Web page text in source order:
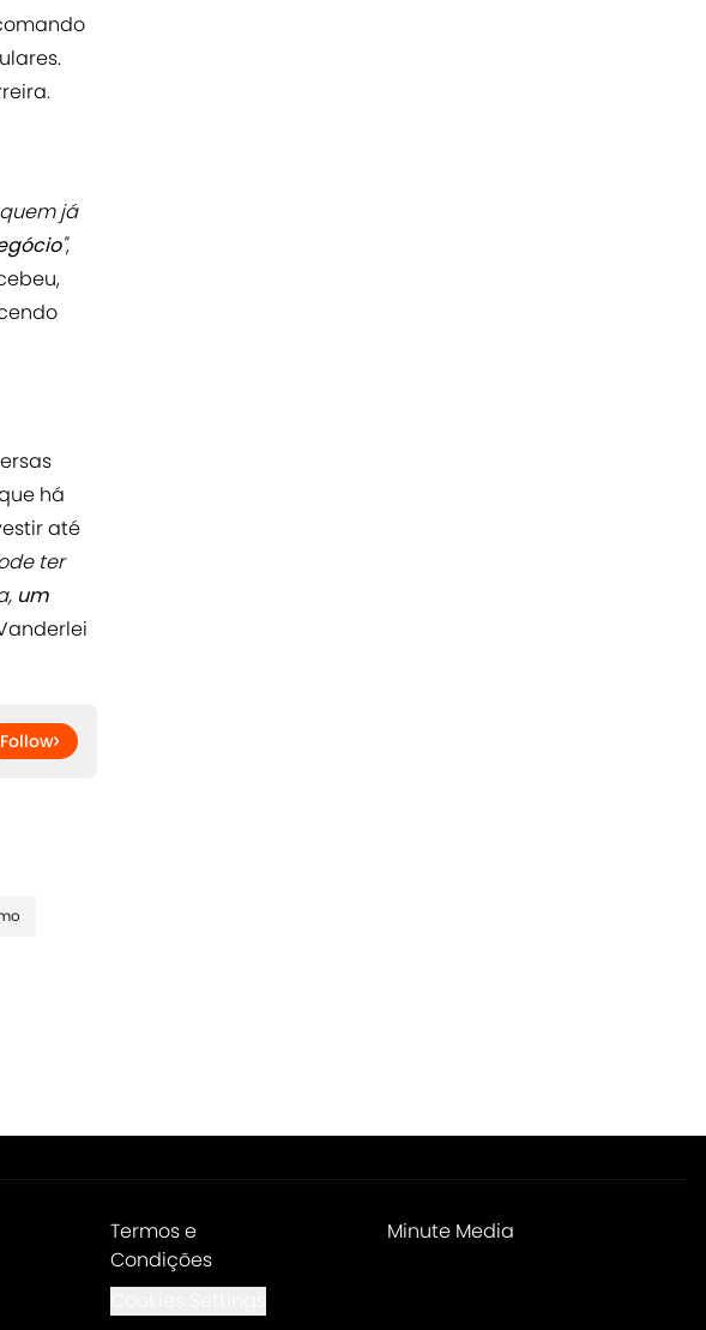
já
",
há
até
ter
um
Follow
Termos e
Condições
Minute Media